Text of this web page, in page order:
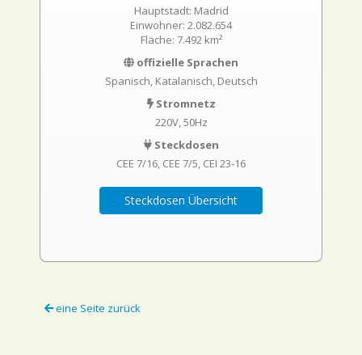
Hauptstadt: Madrid
Einwohner: 2.082.654
Fläche: 7.492 km²
offizielle Sprachen
Spanisch, Katalanisch, Deutsch
Stromnetz
220V, 50Hz
Steckdosen
CEE 7/16 CEE 7/5 CEI 23-16
Steckdosen Übersicht
eine Seite zurück